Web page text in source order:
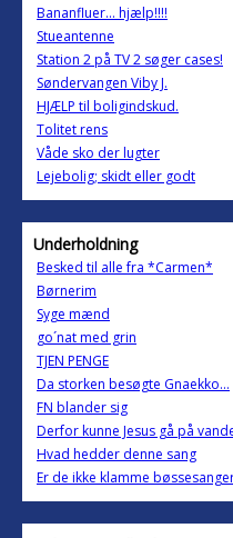
Bananfluer... hjælp!!!!
Stueantenne
Station 2 på TV 2 søger cases!
Søndervangen Viby J.
HJÆLP til boligindskud.
Tolitet rens
Våde sko der lugter
Lejebolig; skidt eller godt
Underholdning
Besked til alle fra *Carmen*
Børnerim
Syge mænd
go´nat med grin
TJEN PENGE
Da storken besøgte Gnaekko...
FN blander sig
Derfor kunne Jesus gå på
Hvad hedder denne sang
Er de ikke klamme